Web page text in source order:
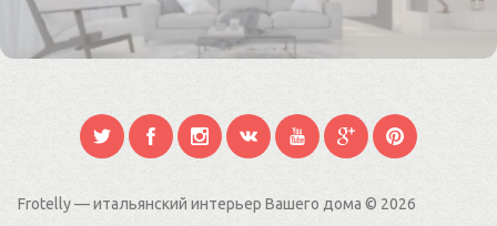
Frotelly — итальянский интерьер Вашего дома © 2026